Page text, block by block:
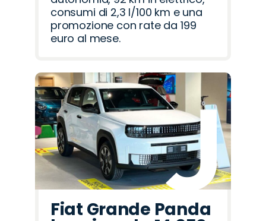
consumi di 2,3 l/100 km e una
promozione con rate da 199
euro al mese.
Fiat Grande Panda